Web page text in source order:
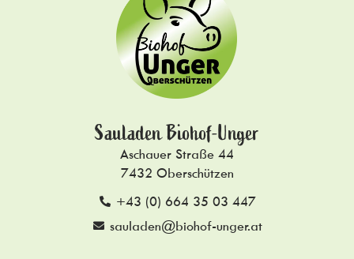
Sauladen Biohof-Unger
Aschauer Straße 44
7432 Oberschützen
+43 (0) 664 35 03 447
sauladen@biohof-unger.at